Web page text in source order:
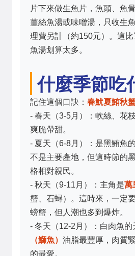
片下來做生魚片，魚頭、魚
薑絲魚湯或味噌湯，只收生
理費另計（約150元）。這
魚湯划算太多。
什麼季節吃
記住這個口訣： 春魷夏鮪秋
- 春天（3-5月）：軟絲、花
爽脆帶甜。
- 夏天（6-8月）：是黑鮪魚
不是主要產地，但這時節的
格相對親民。
- 秋天（9-11月）：主角是萬
蟹、石蟳）。這時來，一定
螃蟹，但人潮也多到爆炸。
- 冬天（12-2月）：白肉魚的
（鰤魚） 油脂最豐厚，肉質
的最愛。